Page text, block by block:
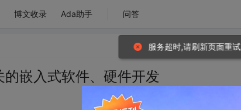
博文收录 Ada助手 问答
嵌入式软件、硬件开发
服务超时,请刷新页面重试